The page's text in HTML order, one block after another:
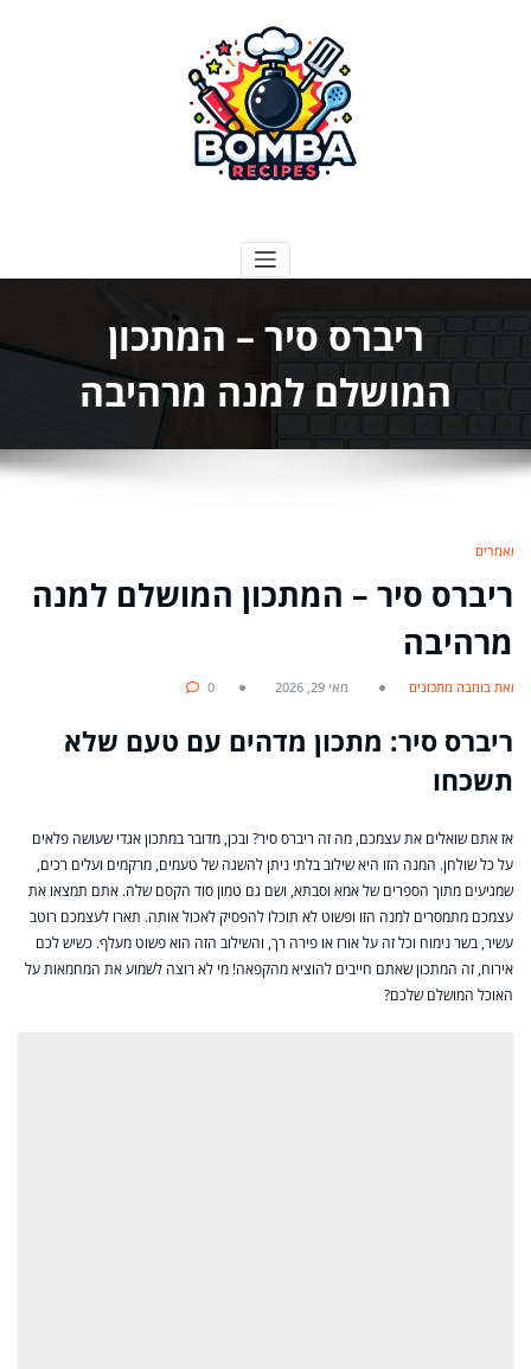
ריברס סיר – המתכון
המושלם למנה מרהיבה
מאמרים
ריברס סיר – המתכון המושלם למנה
מרהיבה
מאת בומבה מתכונים מאי 29, 2026 0
ריברס סיר: מתכון מדהים עם טעם שלא
תשכחו
אז אתם שואלים את עצמכם, מה זה ריברס סיר? ובכן, מדובר במתכון אגדי שעושה פלאים
על כל שולחן. המנה הזו היא שילוב בלתי ניתן להשגה של טעמים, מרקמים ועלים רכים,
שמגיעים מתוך הספרים של אמא וסבתא, ושם גם טמון סוד הקסם שלה. אתם תמצאו את
עצמכם מתמסרים למנה הזו ופשוט לא תוכלו להפסיק לאכול אותה. תארו לעצמכם רוטב
עשיר, בשר נימוח וכל זה על אורז או פירה רך, והשילוב הזה הוא פשוט מעלף. כשיש לכם
אירוח, זה המתכון שאתם חייבים להוציא מהקפאה! מי לא רוצה לשמוע את המחמאות על
האוכל המושלם שלכם?